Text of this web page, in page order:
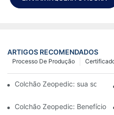
ARTIGOS RECOMENDADOS
Processo De Produção
Colchão Zeopedic: sua
Colchão Zeopedic: Benefícios